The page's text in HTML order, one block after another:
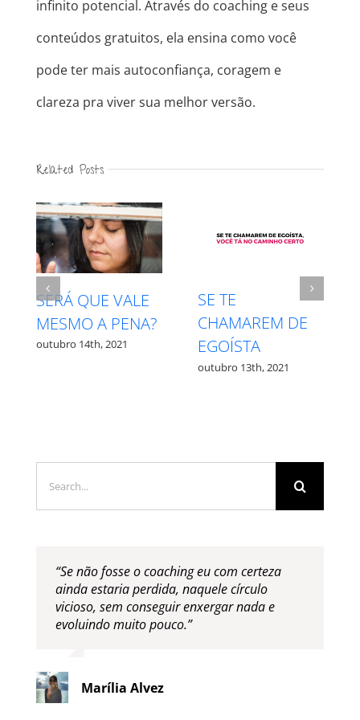
infinito potencial. Através do coaching e seus
conteúdos gratuitos, ela ensina como você
pode ter mais autoconfiança, coragem e
clareza pra viver sua melhor versão.
Related Posts
DE
INTUIÇÃO X
MEDO – QUAL É
QUAL?
outubro 12th, 2021
RESPEITE
PROCESSO
for:
“Se não fosse o coaching eu com certeza
ainda estaria perdida, naquele círculo
vicioso, sem conseguir enxergar nada e
evoluindo muito pouco.”
Marília Alvez